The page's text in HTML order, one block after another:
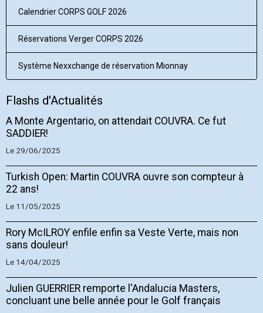
Calendrier CORPS GOLF 2026
Réservations Verger CORPS 2026
Système Nexxchange de réservation Mionnay
Flashs d'Actualités
A Monte Argentario, on attendait COUVRA. Ce fut
SADDIER!
Le 29/06/2025
Turkish Open: Martin COUVRA ouvre son compteur à
22 ans!
Le 11/05/2025
Rory McILROY enfile enfin sa Veste Verte, mais non
sans douleur!
Le 14/04/2025
Julien GUERRIER remporte l'Andalucia Masters,
concluant une belle année pour le Golf français